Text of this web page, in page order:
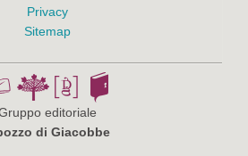
Privacy
Sitemap
editoriale
di Giacobbe